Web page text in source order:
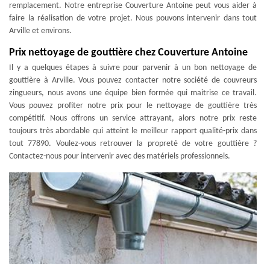
remplacement. Notre entreprise Couverture Antoine peut vous aider à
faire la réalisation de votre projet. Nous pouvons intervenir dans tout
Arville et environs.
Prix nettoyage de gouttière chez Couverture Antoine
Il y a quelques étapes à suivre pour parvenir à un bon nettoyage de
gouttière à Arville. Vous pouvez contacter notre société de couvreurs
zingueurs, nous avons une équipe bien formée qui maitrise ce travail.
Vous pouvez profiter notre prix pour le nettoyage de gouttière très
compétitif. Nous offrons un service attrayant, alors notre prix reste
toujours très abordable qui atteint le meilleur rapport qualité-prix dans
tout 77890. Voulez-vous retrouver la propreté de votre gouttière ?
Contactez-nous pour intervenir avec des matériels professionnels.